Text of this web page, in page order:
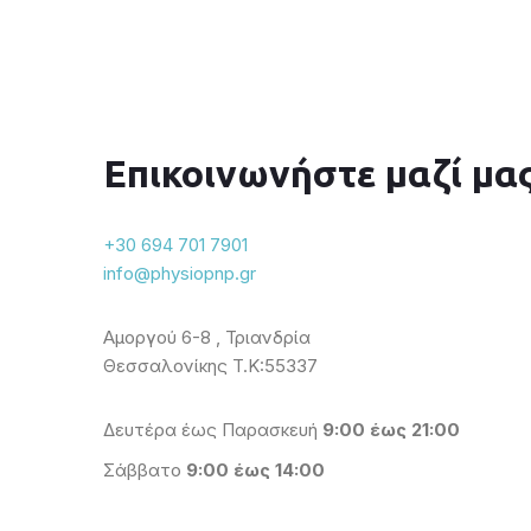
Επικοινωνήστε μαζί
+30 694 701 7901
info@physiopnp.gr
Αμοργού 6-8 , Τριανδρία
Θεσσαλονίκης T.K:55337
Δευτέρα έως Παρασκευή 9:00 έως 21:00
Σάββατο 9:00 έως 14:00